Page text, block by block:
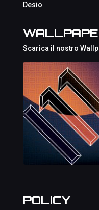
Desio
Scarica il nostro
POLICY